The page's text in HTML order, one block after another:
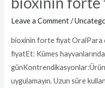
yer
yüzey
Leave a Comment /
bioxinin forte fiyat OralPara
fiyatEt: Kümes
uygulamayın. Uzun süre